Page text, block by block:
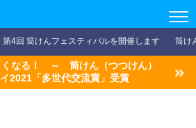
第4回 筒けんフェスティバルを開催します 筒け
くなる！ ～ 筒けん（つつけん）
2021「多世代交流賞」受賞